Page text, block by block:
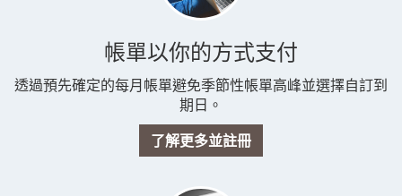
帳單以你的方式支付
透過預先確定的每月帳單避免季節性帳單高峰並選擇自訂到
期日。
了解更多並註冊